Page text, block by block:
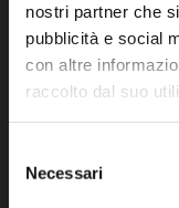
nostri partner che
pubblicità e social
con altre
raccolto dal suo
delNecessari
CONTATTI
LAURA PINTUS
Via Prof Pittalis, 7C
CF: